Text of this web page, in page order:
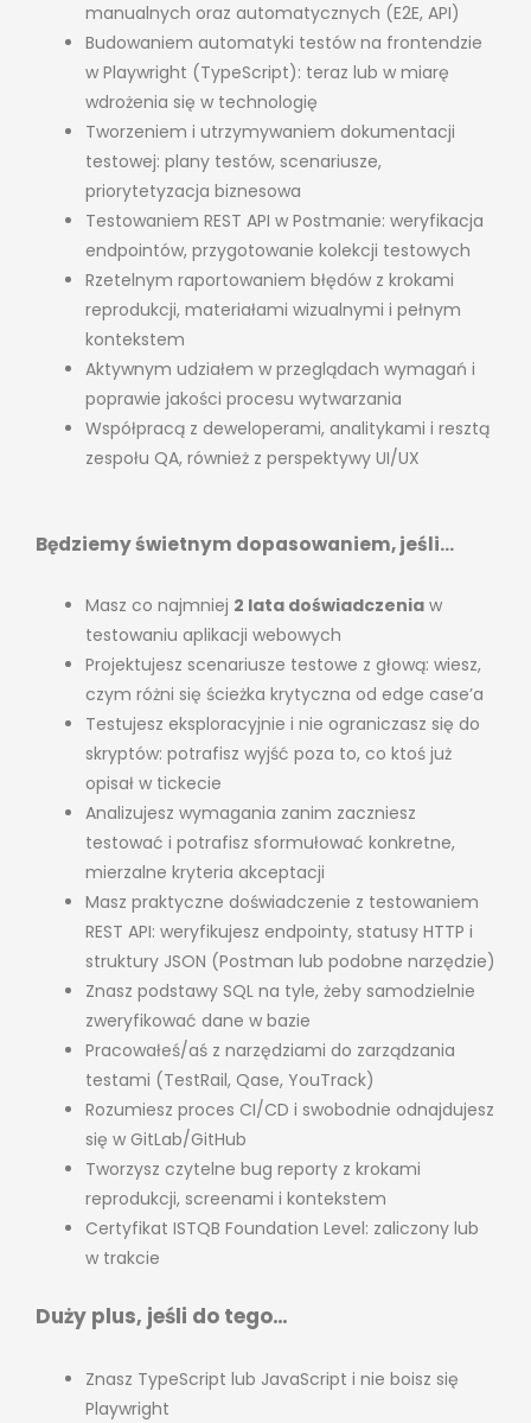
manualnych oraz automatycznych (E2E, API)
Budowaniem automatyki testów na frontendzie
w Playwright (TypeScript): teraz lub w miarę
wdrożenia się w technologię
Tworzeniem i utrzymywaniem dokumentacji
testowej: plany testów, scenariusze,
priorytetyzacja biznesowa
Testowaniem REST API w Postmanie: weryfikacja
endpointów, przygotowanie kolekcji testowych
Rzetelnym raportowaniem błędów z krokami
reprodukcji, materiałami wizualnymi i pełnym
kontekstem
Aktywnym udziałem w przeglądach wymagań i
poprawie jakości procesu wytwarzania
Współpracą z deweloperami, analitykami i resztą
zespołu QA, również z perspektywy UI/UX
Będziemy świetnym dopasowaniem, jeśli…
Masz co najmniej 2 lata doświadczenia w
testowaniu aplikacji webowych
Projektujesz scenariusze testowe z głową: wiesz,
czym różni się ścieżka krytyczna od edge case’a
Testujesz eksploracyjnie i nie ograniczasz się do
skryptów: potrafisz wyjść poza to, co ktoś już
opisał w tickecie
Analizujesz wymagania zanim zaczniesz
testować i potrafisz sformułować konkretne,
mierzalne kryteria akceptacji
Masz praktyczne doświadczenie z testowaniem
REST API: weryfikujesz endpointy, statusy HTTP i
struktury JSON (Postman lub podobne narzędzie)
Znasz podstawy SQL na tyle, żeby samodzielnie
zweryfikować dane w bazie
Pracowałeś/aś z narzędziami do zarządzania
testami (TestRail, Qase, YouTrack)
Rozumiesz proces CI/CD i swobodnie odnajdujesz
się w GitLab/GitHub
Tworzysz czytelne bug reporty z krokami
reprodukcji, screenami i kontekstem
Certyfikat ISTQB Foundation Level: zaliczony lub
w trakcie
Duży plus, jeśli do tego…
Znasz TypeScript lub JavaScript i nie boisz się
Playwright